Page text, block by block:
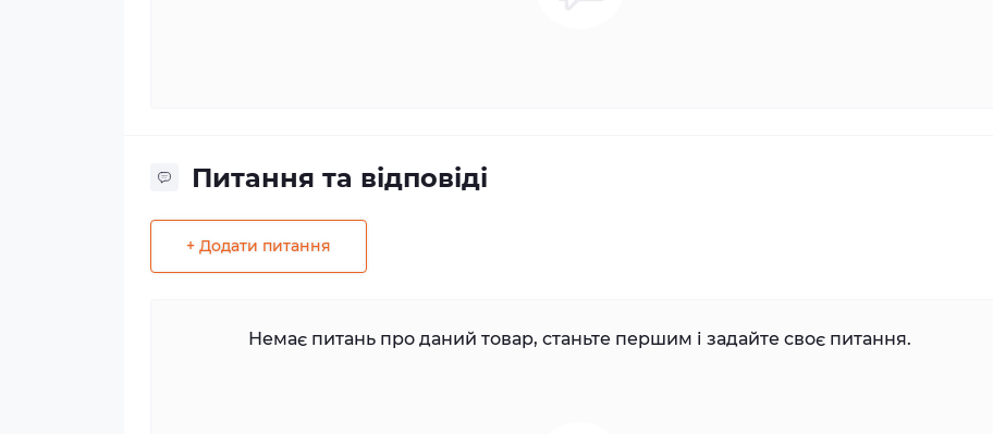
Питання та відповіді
+ Додати питання
Немає питань про даний товар, станьте першим і задайте своє питання.